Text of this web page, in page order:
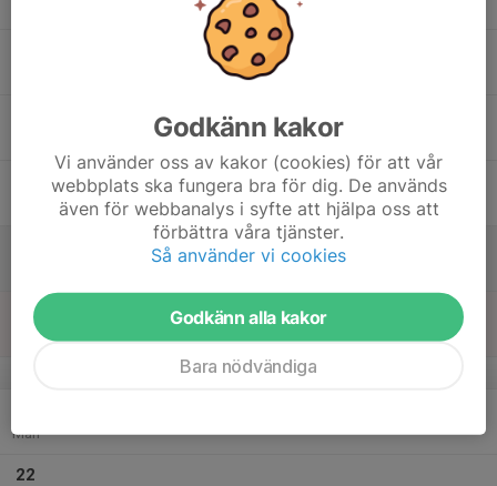
20
Sön
v.39
Mån
22
Godkänn kakor
Vi använder oss av kakor (cookies) för att vår
webbplats ska fungera bra för dig. De används
även för webbanalys i syfte att hjälpa oss att
förbättra våra tjänster.
Så använder vi cookies
Godkänn alla kakor
Bara nödvändiga